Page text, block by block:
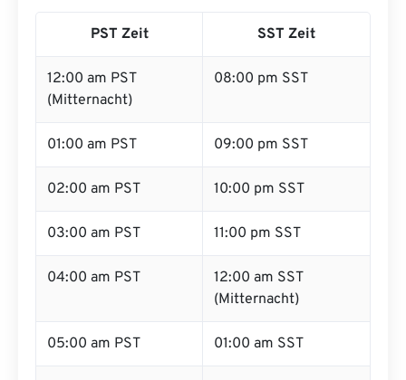
PST Zeit SST Zeit
12:00 am PST
(Mitternacht)
08:00 pm SST
01:00 am PST 09:00 pm SST
02:00 am PST 10:00 pm SST
03:00 am PST 11:00 pm SST
04:00 am PST
12:00 am SST
(Mitternacht)
05:00 am PST 01:00 am SST